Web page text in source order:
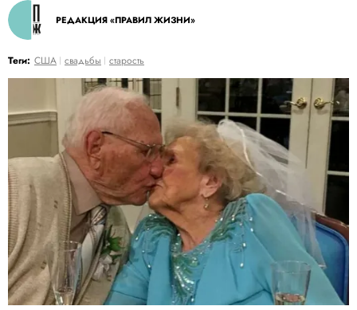
РЕДАКЦИЯ «ПРАВИЛ ЖИЗНИ»
Теги: США свадьбы старость